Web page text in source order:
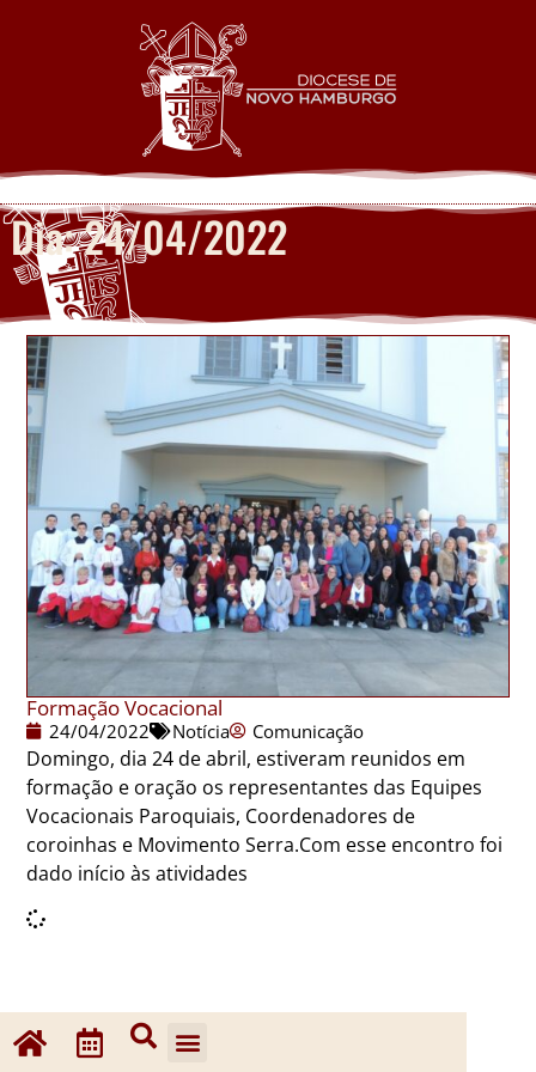
Dia: 24/04/2022
Formação Vocacional
24/04/2022 Notícia Comunicação
Domingo, dia 24 de abril, estiveram reunidos em
formação e oração os representantes das Equipes
Vocacionais Paroquiais, Coordenadores de
coroinhas e Movimento Serra.Com esse encontro foi
dado início às atividades